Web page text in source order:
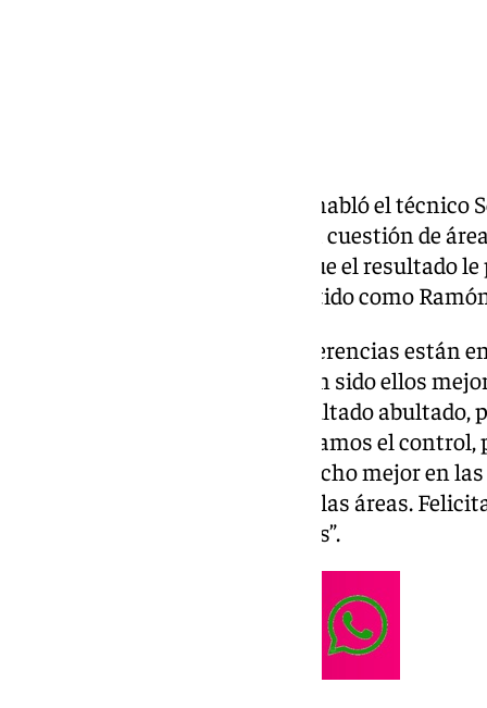
Tras el partido ante el Levante habló el técnico
blanquiazul pone el foco en una cuestión de
. Pellicer indicó que el resultado
varios nombres propios del partido como
Valoración. “En el fútbol, las diferencias están
el Levante, pero en las áreas han sido ellos
de estas situaciones. Es un resultado abultado,
contracorriente. Con el 2-2 teníamos el control,
decisión. El Levante ha sido mucho mejor en
área. Marcan las diferencias en las áreas.
más contundentes que nosotros”.